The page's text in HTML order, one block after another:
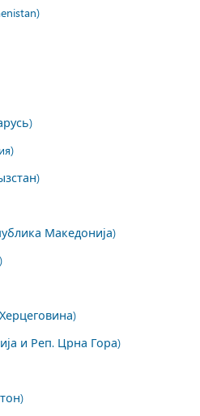
Македонија)
и Реп. Црна Гора)